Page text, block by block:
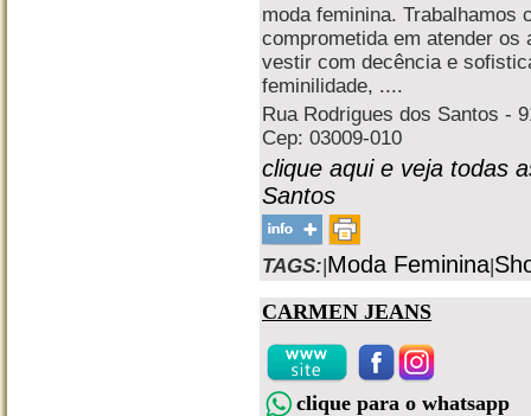
moda feminina. Trabalhamos
comprometida em atender os
vestir com decência e
feminilidade, ....
Rua Rodrigues dos Santos -
Cep: 03009-010
clique aqui e veja todas
Santos
TAGS:|Moda Feminina|
CARMEN JEANS
clique para o whatsapp